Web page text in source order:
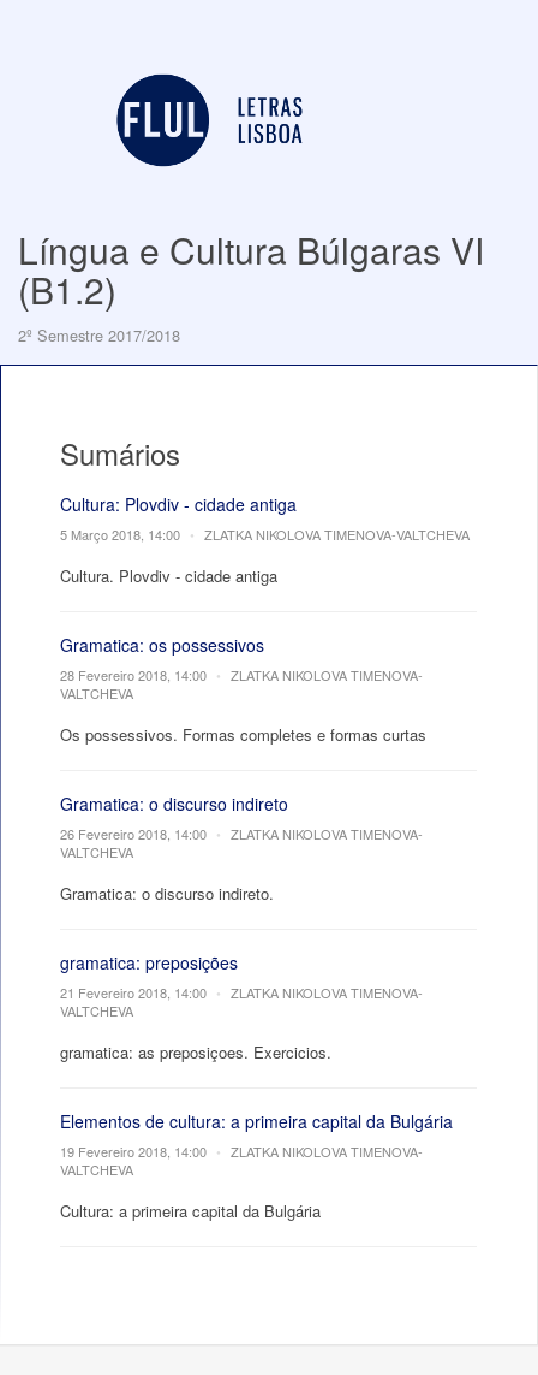
Língua e Cultura Búlgaras VI
(B1.2)
2º Semestre 2017/2018
Sumários
Cultura: Plovdiv - cidade antiga
5 Março 2018, 14:00 • ZLATKA NIKOLOVA TIMENOVA-VALTCHEVA
Cultura. Plovdiv - cidade antiga
Gramatica: os possessivos
28 Fevereiro 2018, 14:00 • ZLATKA NIKOLOVA TIMENOVA-
VALTCHEVA
Os possessivos. Formas completes e formas curtas
Gramatica: o discurso indireto
26 Fevereiro 2018, 14:00 • ZLATKA NIKOLOVA TIMENOVA-
VALTCHEVA
Gramatica: o discurso indireto.
gramatica: preposições
21 Fevereiro 2018, 14:00 • ZLATKA NIKOLOVA TIMENOVA-
VALTCHEVA
gramatica: as preposiçoes. Exercicios.
Elementos de cultura: a primeira capital da Bulgária
19 Fevereiro 2018, 14:00 • ZLATKA NIKOLOVA TIMENOVA-
VALTCHEVA
Cultura: a primeira capital da Bulgária